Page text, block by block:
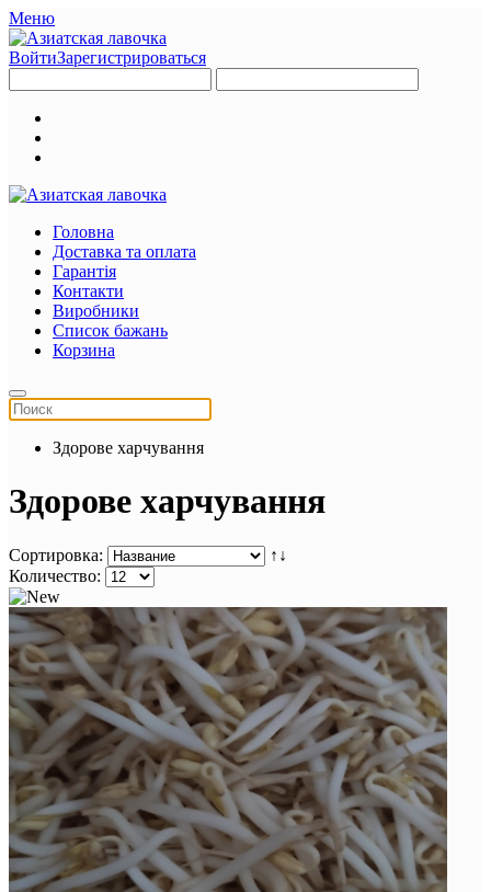
Меню
ВойтиЗарегистрироваться
Головна
Доставка та оплата
Гарантія
Контакти
Виробники
Список бажань
Корзина
Здорове харчування
Здорове харчування
Сортировка:
↑↓
Количество: